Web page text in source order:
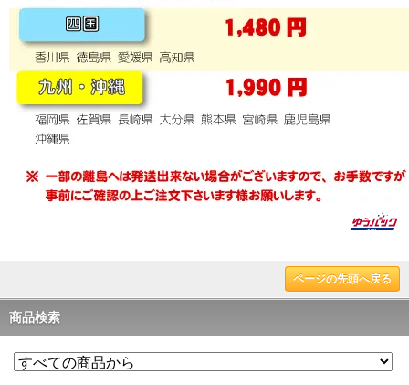
ページの先頭へ戻る
商品検索